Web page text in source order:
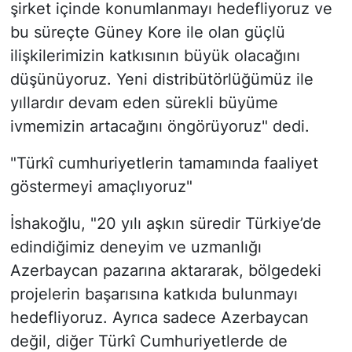
şirket içinde konumlanmayı hedefliyoruz ve
bu süreçte Güney Kore ile olan güçlü
ilişkilerimizin katkısının büyük olacağını
düşünüyoruz. Yeni distribütörlüğümüz ile
yıllardır devam eden sürekli büyüme
ivmemizin artacağını öngörüyoruz" dedi.
"Türkî cumhuriyetlerin tamamında faaliyet
göstermeyi amaçlıyoruz"
İshakoğlu, "20 yılı aşkın süredir Türkiye’de
edindiğimiz deneyim ve uzmanlığı
Azerbaycan pazarına aktararak, bölgedeki
projelerin başarısına katkıda bulunmayı
hedefliyoruz. Ayrıca sadece Azerbaycan
değil, diğer Türkî Cumhuriyetlerde de